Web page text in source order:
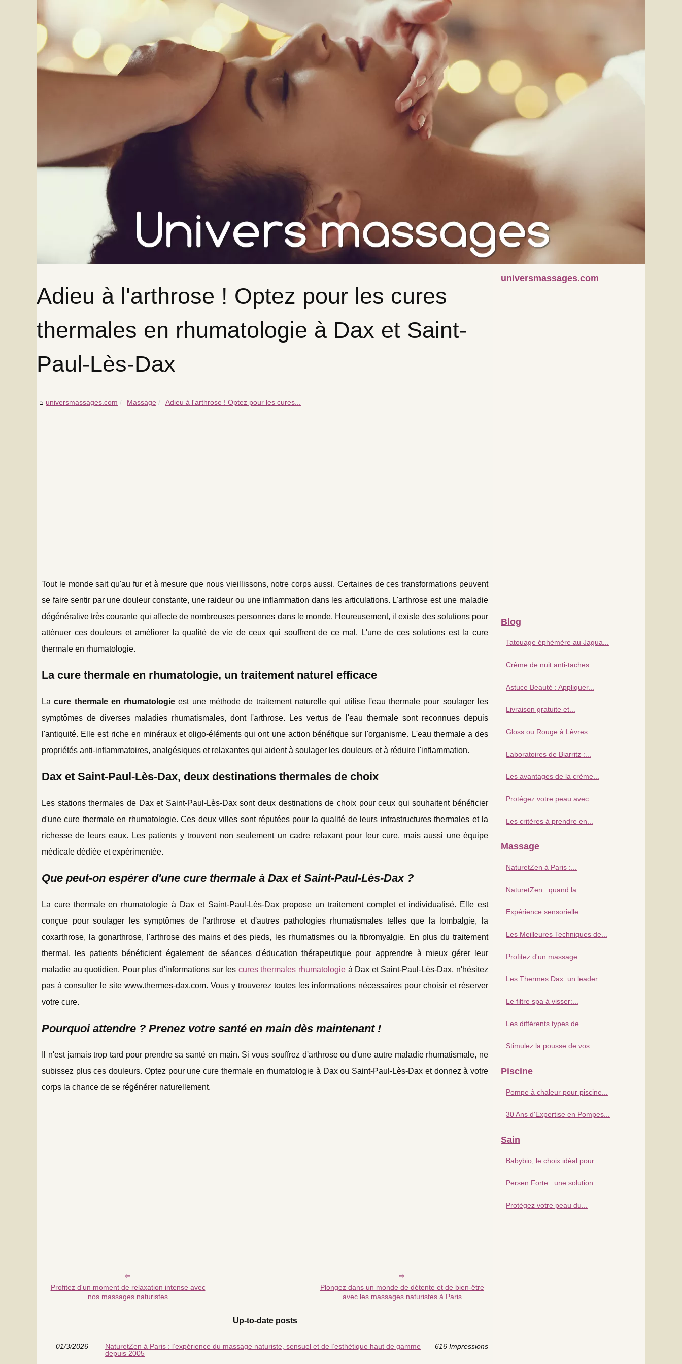
Adieu à l'arthrose ! Optez pour les cures
thermales en rhumatologie à Dax et Saint-
Paul-Lès-Dax
universmassages.com Massage Adieu à l'arthrose ! Optez pour les cures...
Tout le monde sait qu'au fur et à mesure que nous vieillissons, notre corps aussi. Certaines de ces transformations peuvent
se faire sentir par une douleur constante, une raideur ou une inflammation dans les articulations. L'arthrose est une maladie
dégénérative très courante qui affecte de nombreuses personnes dans le monde. Heureusement, il existe des solutions pour
atténuer ces douleurs et améliorer la qualité de vie de ceux qui souffrent de ce mal. L'une de ces solutions est la cure
thermale en rhumatologie.
La cure thermale en rhumatologie, un traitement naturel efficace
Lacure thermale en rhumatologie est une méthode de traitement naturelle qui utilise l'eau thermale pour soulager les
symptômes de diverses maladies rhumatismales, dont l'arthrose. Les vertus de l'eau thermale sont reconnues depuis
l'antiquité. Elle est riche en minéraux et oligo-éléments qui ont une action bénéfique sur l'organisme. L'eau thermale a des
propriétés anti-inflammatoires, analgésiques et relaxantes qui aident à soulager les douleurs et à réduire l'inflammation.
Dax et Saint-Paul-Lès-Dax, deux destinations thermales de choix
Les stations thermales de Dax et Saint-Paul-Lès-Dax sont deux destinations de choix pour ceux qui souhaitent bénéficier
d'une cure thermale en rhumatologie. Ces deux villes sont réputées pour la qualité de leurs infrastructures thermales et la
richesse de leurs eaux. Les patients y trouvent non seulement un cadre relaxant pour leur cure, mais aussi une équipe
médicale dédiée et expérimentée.
Que peut-on espérer d'une cure thermale à Dax et Saint-Paul-Lès-Dax ?
La cure thermale en rhumatologie à Dax et Saint-Paul-Lès-Dax propose un traitement complet et individualisé. Elle est
conçue pour soulager les symptômes de l'arthrose et d'autres pathologies rhumatismales telles que la lombalgie, la
coxarthrose, la gonarthrose, l'arthrose des mains et des pieds, les rhumatismes ou la fibromyalgie. En plus du traitement
thermal, les patients bénéficient également de séances d'éducation thérapeutique pour apprendre à mieux gérer leur
maladie au quotidien. Pour plus d'informations sur les cures thermales rhumatologie à Dax et Saint-Paul-Lès-Dax, n'hésitez
pas à consulter le site www.thermes-dax.com. Vous y trouverez toutes les informations nécessaires pour choisir et réserver
votre cure.
Pourquoi attendre ? Prenez votre santé en main dès maintenant !
Il n'est jamais trop tard pour prendre sa santé en main. Si vous souffrez d'arthrose ou d'une autre maladie rhumatismale, ne
subissez plus ces douleurs. Optez pour une cure thermale en rhumatologie à Dax ou Saint-Paul-Lès-Dax et donnez à votre
corps la chance de se régénérer naturellement.
Profitez d'un moment de relaxation intense avec
nos massages naturistes
Plongez dans un monde de détente et de bien-être
avec les massages naturistes à Paris
Up-to-date posts
01/3/2026
NaturetZen à Paris : l’expérience du massage naturiste, sensuel et de l’esthétique haut de gamme
depuis 2005
616 Impressions
universmassages.com
Blog
Tatouage éphémère au Jagua...
Crème de nuit anti‑taches...
Astuce Beauté : Appliquer...
Livraison gratuite et...
Gloss ou Rouge à Lèvres :...
Laboratoires de Biarritz :...
Les avantages de la crème...
Protégez votre peau avec...
Les critères à prendre en...
Massage
NaturetZen à Paris :...
NaturetZen : quand la...
Expérience sensorielle :...
Les Meilleures Techniques de...
Profitez d'un massage...
Les Thermes Dax: un leader...
Le filtre spa à visser:...
Les différents types de...
Stimulez la pousse de vos...
Piscine
Pompe à chaleur pour piscine...
30 Ans d'Expertise en Pompes...
Sain
Babybio, le choix idéal pour...
Persen Forte : une solution...
Protégez votre peau du...